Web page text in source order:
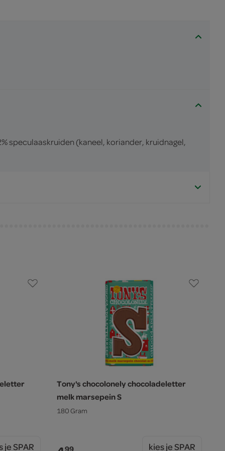
speculaaskruiden (kaneel, koriander, kruidnagel,
je SPAR
Tony's chocolonely chocoladeletter
melk marsepein S
180 Gram
99 kies je SPAR